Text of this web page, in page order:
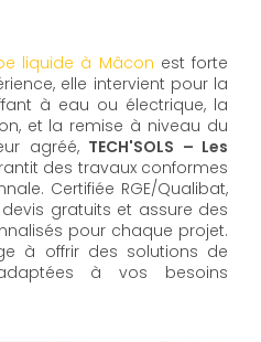
liquide à Mâcon est forte
elle intervient pour la
à eau ou électrique, la
et la remise à niveau du
agréé, TECH'SOLS – Les
des travaux conformes
Certifiée RGE/Qualibat,
gratuits et assure des
pour chaque projet.
à offrir des solutions de
à vos besoins